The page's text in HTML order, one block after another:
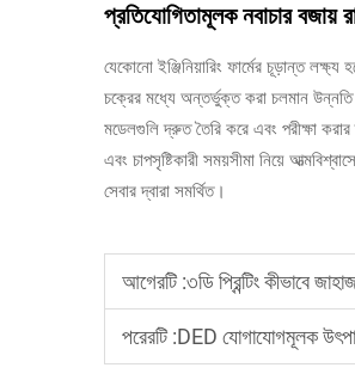
প্রতিযোগিতামূলক নবাচার বজায়
যেকোনো ইঞ্জিনিয়ারিং ফার্মের চূড়ান্ত
চক্রের মধ্যে অন্তর্ভুক্ত করা চলমান
মডেলগুলি দ্রুত তৈরি করে এবং পরীক্ষা করার
এবং চাপসৃষ্টিকারী সময়সীমা নিয়ে
সেবার দ্বারা সমর্থিত।
আগেরটি :৩ডি প্রিন্টিং কীভাবে
পরেরটি :DED যোগাযোগমূলক